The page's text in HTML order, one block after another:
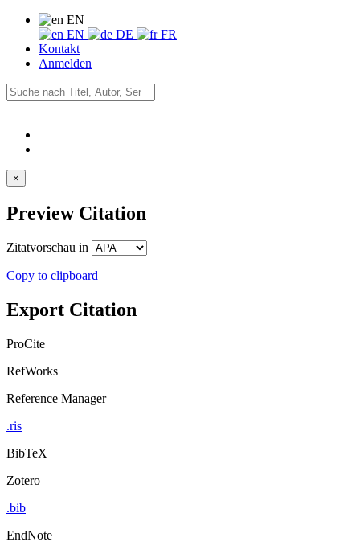
EN
EN
DE
FR
Kontakt
Anmelden
×
Preview Citation
Zitatvorschau in
Copy to clipboard
Export Citation
ProCite
RefWorks
Reference Manager
.ris
BibTeX
Zotero
.bib
EndNote